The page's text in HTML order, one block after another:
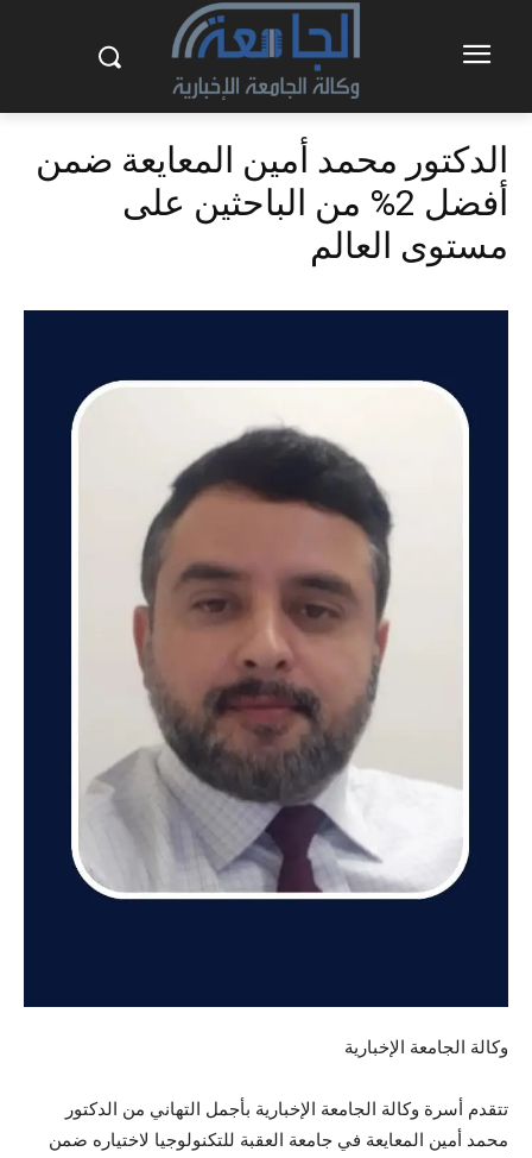
الدكتور محمد أمين المعايعة ضمن
أفضل 2% من الباحثين على
مستوى العالم
وكالة الجامعة الإخبارية
تتقدم أسرة وكالة الجامعة الإخبارية بأجمل التهاني من الدكتور
محمد أمين المعايعة في جامعة العقبة للتكنولوجيا لاختياره ضمن